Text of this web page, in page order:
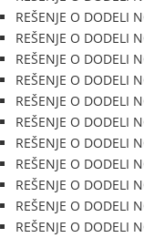
REŠENJE O DODELI
REŠENJE O DODELI
REŠENJE O DODELI
REŠENJE O DODELI
REŠENJE O DODELI
REŠENJE O DODELI
REŠENJE O DODELI
REŠENJE O DODELI
REŠENJE O DODELI
REŠENJE O DODELI
REŠENJE O DODELI